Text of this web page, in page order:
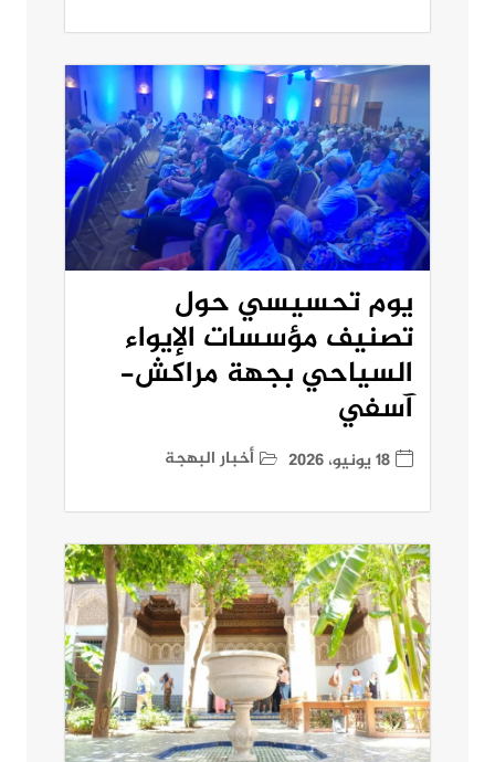
يوم تحسيسي حول
تصنيف مؤسسات الإيواء
السياحي بجهة مراكش-
آسفي
18 يونيو، 2026 أخبار البهجة